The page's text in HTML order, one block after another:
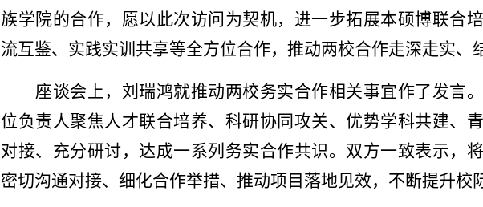
族学院的合作，愿以此次访问为契机，进一步拓展本硕博联合
流互鉴、实践实训共享等全方位合作，推动两校合作走深走实、
座谈会上，刘瑞鸿就推动两校务实合作相关事宜作了发言
位负责人聚焦人才联合培养、科研协同攻关、优势学科共建、
对接、充分研讨，达成一系列务实合作共识。双方一致表示，
密切沟通对接、 细化合作举措、 推动项目落地见效，不断提升校